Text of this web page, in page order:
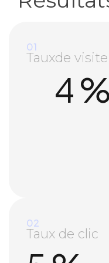
01
Tauxde
4%
02
Taux de clic